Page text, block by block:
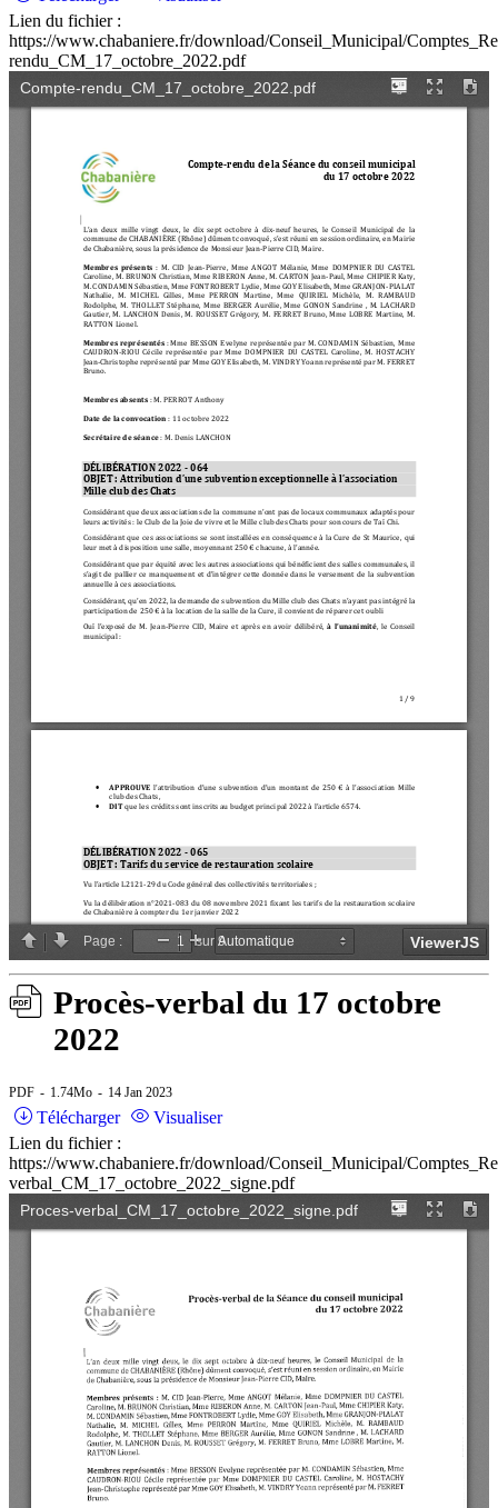
Lien du fichier :
https://www.chabaniere.fr/download/Conseil_Municipal/
rendu_CM_17_octobre_2022.pdf
Procès-verbal du 17 octobre
2022
PDF 1.74Mo 14 Jan 2023
Télécharger
Visualiser
Lien du fichier :
https://www.chabaniere.fr/download/Conseil_Municipal/
verbal_CM_17_octobre_2022_signe.pdf